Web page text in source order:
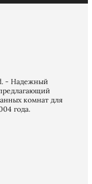
- Надежный
комнат для
года.